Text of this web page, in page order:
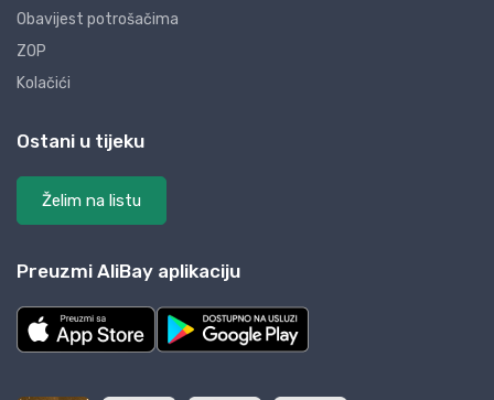
Obavijest potrošačima
ZOP
Kolačići
Ostani u tijeku
Želim na listu
Preuzmi AliBay aplikaciju